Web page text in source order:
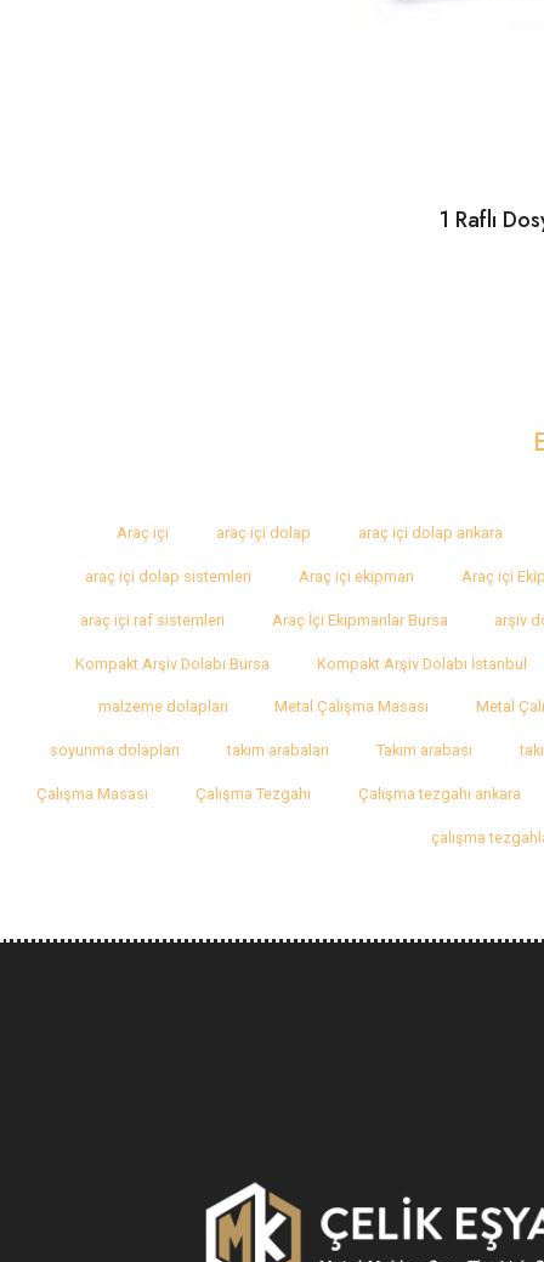
1 Raflı
Araç içi araç içi dolap araç içi dolap ankara
araç içi dolap sistemleri Araç içi ekipman Araç içi
araç içi raf sistemleri Araç İçi Ekipmanlar Bursa arşiv
Kompakt Arşiv Dolabı Bursa Kompakt Arşiv Dolabı İstanbul
malzeme dolapları Metal Çalışma Masası Metal
soyunma dolapları takım arabaları Takım arabası
Çalışma Masası Çalışma Tezgahı Çalışma tezgahı ankara
çalışma